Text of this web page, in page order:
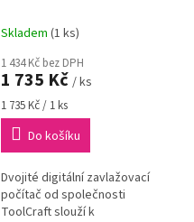
ovládané výstupy
Skladem (1 ks)
1 434 Kč bez DPH
1 735 Kč / ks
Měrná
cena:
1 735 Kč / 1 ks
Do košíku
Dvojité digitální zavlažovací
počítač od společnosti
ToolCraft slouží k